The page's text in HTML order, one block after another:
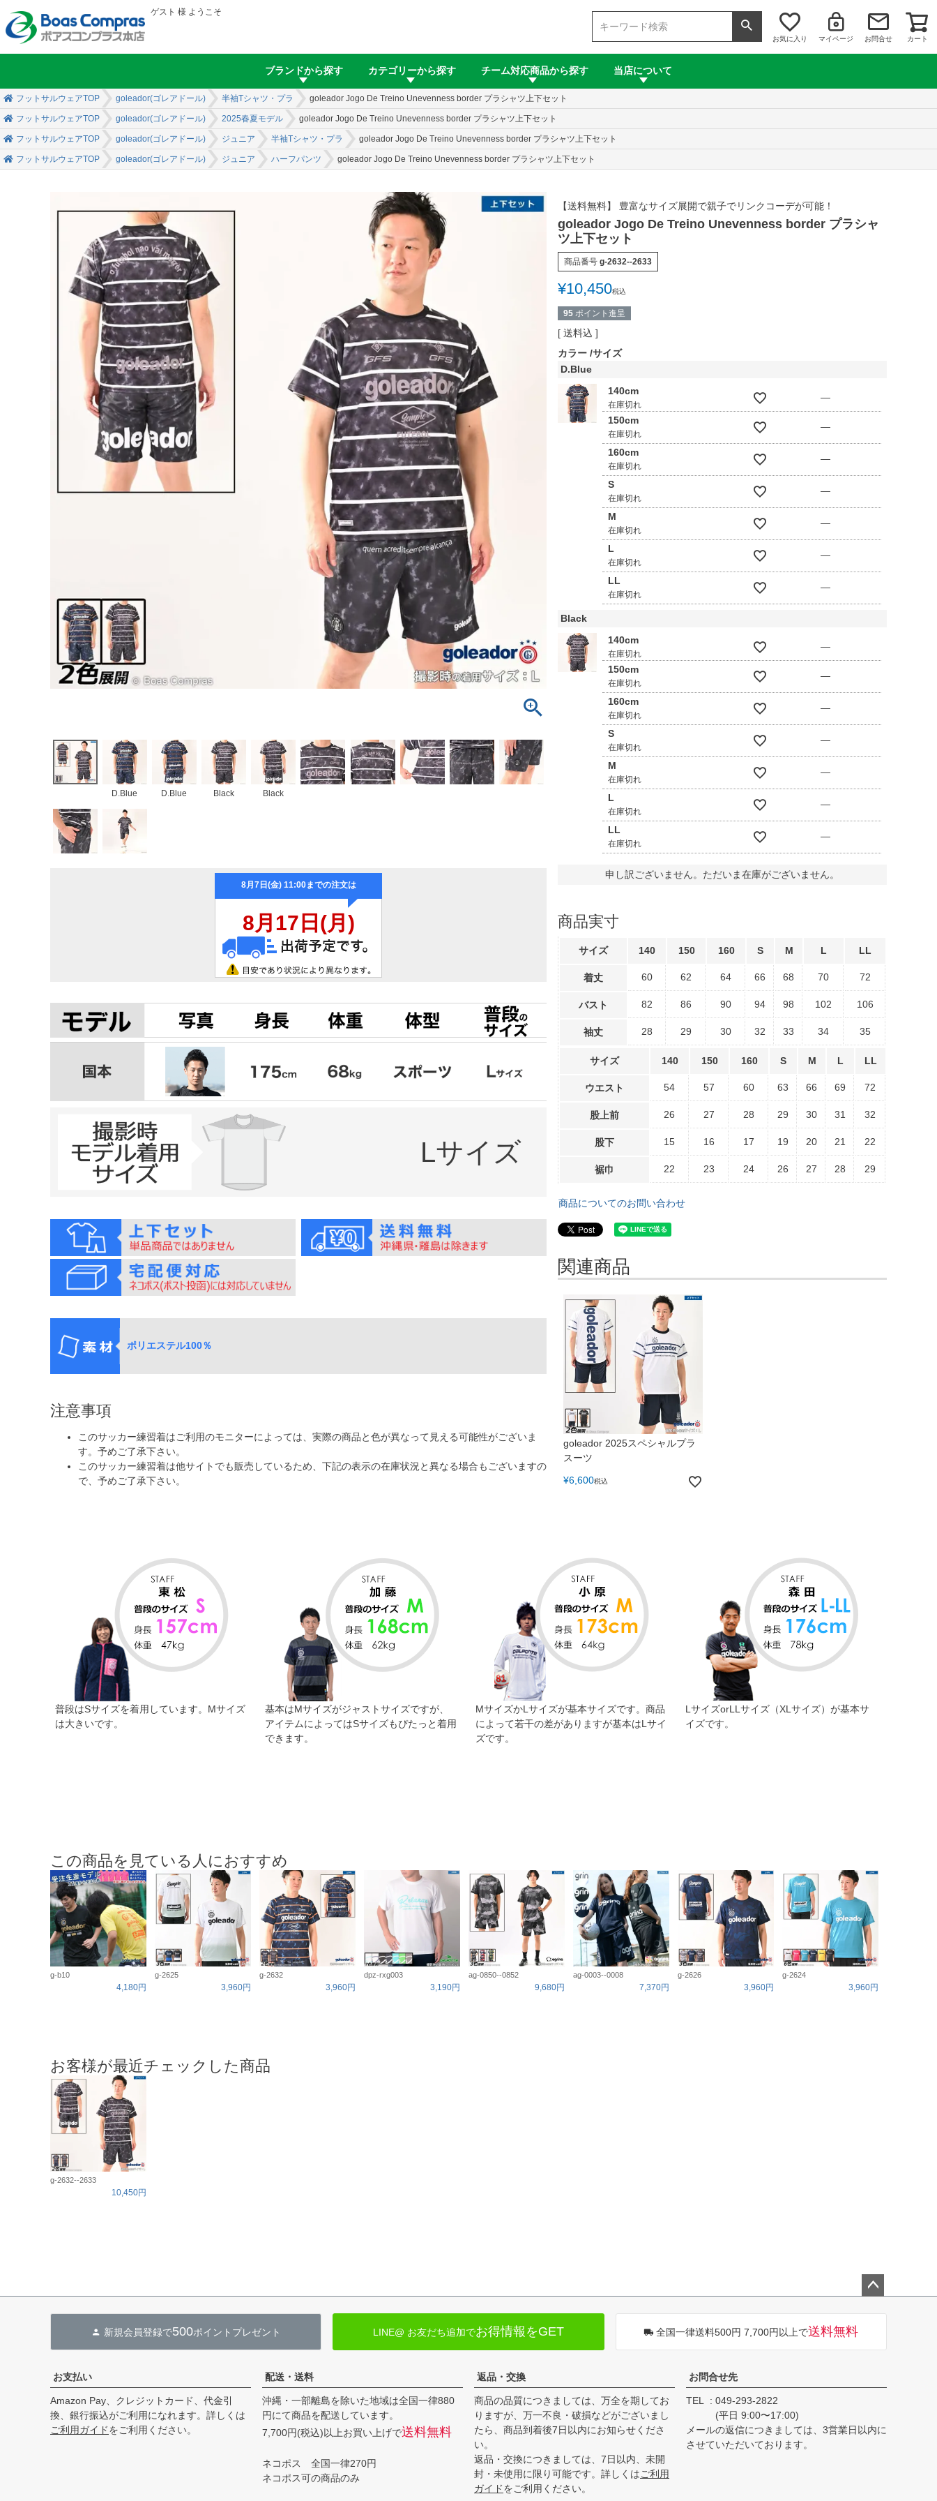
ゲスト 様 ようこそ
お気に入り マイページ お問合せ カート
ブランドから探す カテゴリーから探す チーム対応商品から探す 当店について
フットサルウェアTOP goleador(ゴレアドール) 半袖Tシャツ・プラ goleador Jogo De Treino Unevenness border プラシャツ上下セット
フットサルウェアTOP goleador(ゴレアドール) 2025春夏モデル goleador Jogo De Treino Unevenness border プラシャツ上下セット
フットサルウェアTOP goleador(ゴレアドール) ジュニア 半袖Tシャツ・プラ goleador Jogo De Treino Unevenness border プラシャツ上下セット
フットサルウェアTOP goleador(ゴレアドール) ジュニア ハーフパンツ goleador Jogo De Treino Unevenness border プラシャツ上下セット
D.Blue D.Blue Black Black
Lサイズ
ポリエステル100％
注意事項
このサッカー練習着はご利用のモニターによっては、実際の商品と色が異なって見える可能性がございま
す。予めご了承下さい。
このサッカー練習着は他サイトでも販売しているため、下記の表示の在庫状況と異なる場合もございますの
で、予めご了承下さい。
【送料無料】 豊富なサイズ展開で親子でリンクコーデが可能！
goleador Jogo De Treino Unevenness border プラシャ
ツ上下セット
商品番号 g-2632--2633
¥10,450税込
95 ポイント進呈
送料込
カラー サイズ
D.Blue
140cm
在庫切れ
—
150cm
在庫切れ
—
160cm
在庫切れ
—
S
在庫切れ
—
M
在庫切れ
—
L
在庫切れ
—
LL
在庫切れ
—
Black
140cm
在庫切れ
—
150cm
在庫切れ
—
160cm
在庫切れ
—
S
在庫切れ
—
M
在庫切れ
—
L
在庫切れ
—
LL
在庫切れ
—
申し訳ございません。ただいま在庫がございません。
商品実寸
サイズ 140 150 160 S M L LL
着丈 60 62 64 66 68 70 72
バスト 82 86 90 94 98 102 106
袖丈 28 29 30 32 33 34 35
サイズ 140 150 160 S M L LL
ウエスト 54 57 60 63 66 69 72
股上前 26 27 28 29 30 31 32
股下 15 16 17 19 20 21 22
裾巾 22 23 24 26 27 28 29
商品についてのお問い合わせ
関連商品
goleador 2025スペシャルプラ
スーツ
¥6,600税込
普段はSサイズを着用しています。Mサイズ
は大きいです。
基本はMサイズがジャストサイズですが、
アイテムによってはSサイズもぴたっと着用
できます。
MサイズかLサイズが基本サイズです。商品
によって若干の差がありますが基本はLサイ
ズです。
LサイズorLLサイズ（XLサイズ）が基本サ
イズです。
この商品を見ている人におすすめ
g-b10
4,180円
g-2625
3,960円
g-2632
3,960円
dpz-rxg003
3,190円
ag-0850--0852
9,680円
ag-0003--0008
7,370円
g-2626
3,960円
g-2624
3,960円
お客様が最近チェックした商品
g-2632--2633
10,450円
へ
新規会員登録で500ポイントプレゼント LINE@ お友だち追加でお得情報をGET 全国一律送料500円 7,700円以上で送料無料
お支払い
Amazon Pay、クレジットカード、代金引
換、銀行振込がご利用になれます。詳しくは
ご利用ガイドをご利用ください。
配送・送料
沖縄・一部離島を除いた地域は全国一律880
円にて商品を配送しています。
7,700円(税込)以上お買い上げで送料無料
ネコポス 全国一律270円
ネコポス可の商品のみ
返品・交換
商品の品質につきましては、万全を期してお
りますが、万一不良・破損などがございまし
たら、商品到着後7日以内にお知らせくださ
い。
返品・交換につきましては、7日以内、未開
封・未使用に限り可能です。詳しくはご利用
ガイドをご利用ください。
お問合せ先
TEL
049-293-2822
(平日 9:00〜17:00)
メールの返信につきましては、3営業日以内に
させていただいております。